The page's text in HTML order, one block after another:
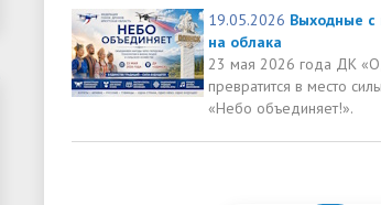
19.05.2026 Выходные с
на облака
23 мая 2026 года ДК
превратится в место
«Небо объединяет!».